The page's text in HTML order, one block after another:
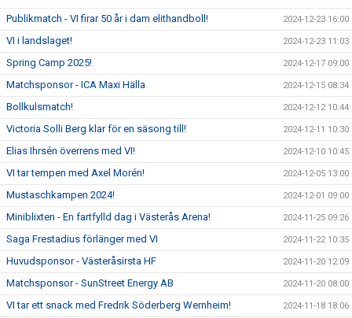
Publikmatch - VI firar 50 år i dam elithandboll! 2024-12-23 16:00
VI i landslaget! 2024-12-23 11:03
Spring Camp 2025! 2024-12-17 09:00
Matchsponsor - ICA Maxi Hälla 2024-12-15 08:34
Bollkulsmatch! 2024-12-12 10:44
Victoria Solli Berg klar för en säsong till! 2024-12-11 10:30
Elias Ihrsén överrens med VI! 2024-12-10 10:45
VI tar tempen med Axel Morén! 2024-12-05 13:00
Mustaschkampen 2024! 2024-12-01 09:00
Miniblixten - En fartfylld dag i Västerås Arena! 2024-11-25 09:26
Saga Frestadius förlänger med VI 2024-11-22 10:35
Huvudsponsor - Västeråsirsta HF 2024-11-20 12:09
Matchsponsor - SunStreet Energy AB 2024-11-20 08:00
VI tar ett snack med Fredrik Söderberg Wernheim! 2024-11-18 18:06